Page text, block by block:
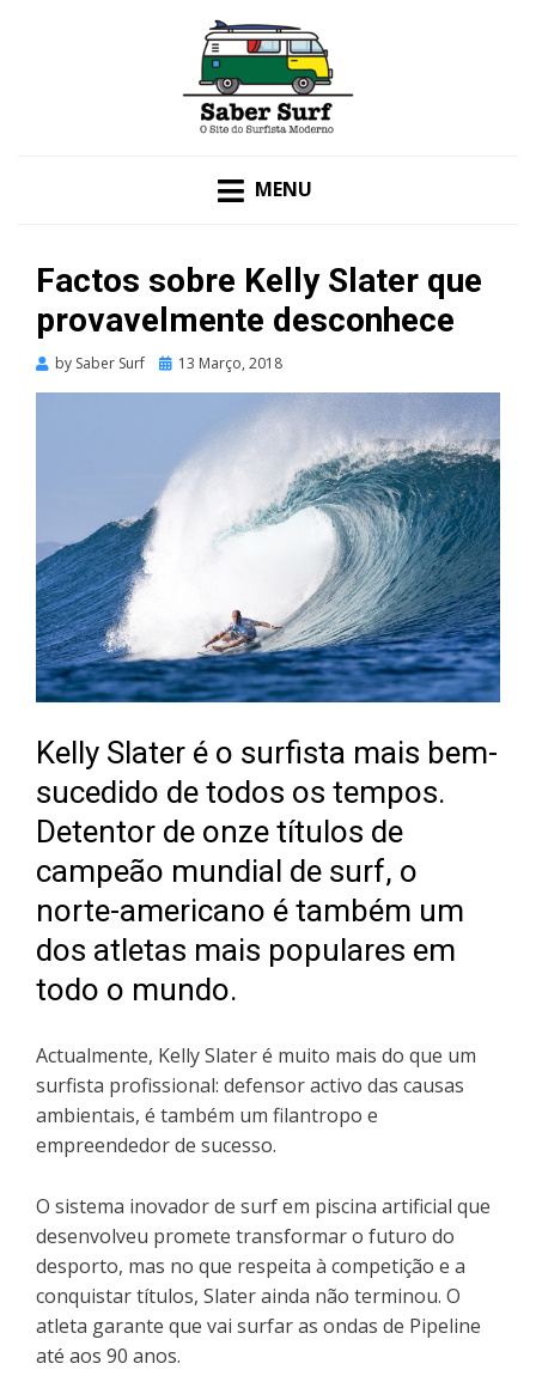
MENU
Factos sobre Kelly Slater que
provavelmente desconhece
by Saber Surf
Posted
13 Março, 2018
Kelly Slater é o surfista mais bem-
sucedido de todos os tempos.
Detentor de onze títulos de
campeão mundial de surf, o
norte-americano é também um
dos atletas mais populares em
todo o mundo.
Actualmente, Kelly Slater é muito mais do que um
surfista profissional: defensor activo das causas
ambientais, é também um filantropo e
empreendedor de sucesso.
O sistema inovador de surf em piscina artificial que
desenvolveu promete transformar o futuro do
desporto, mas no que respeita à competição e a
conquistar títulos, Slater ainda não terminou. O
atleta garante que vai surfar as ondas de Pipeline
até aos 90 anos.